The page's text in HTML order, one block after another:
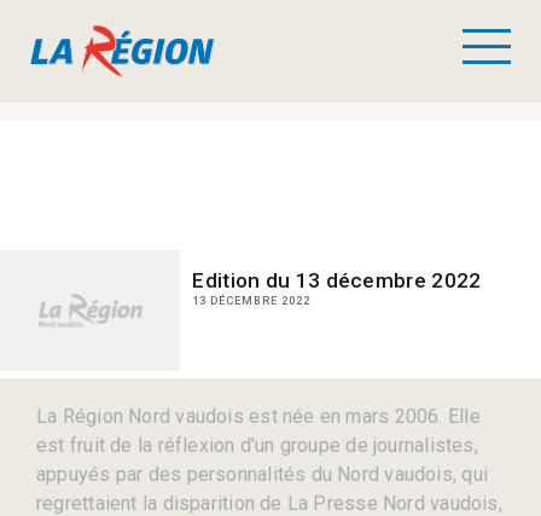
Edition du 13 décembre 2022
13 DÉCEMBRE 2022
La Région Nord vaudois est née en mars 2006. Elle
est fruit de la réflexion d’un groupe de journalistes,
appuyés par des personnalités du Nord vaudois, qui
regrettaient la disparition de La Presse Nord vaudois,